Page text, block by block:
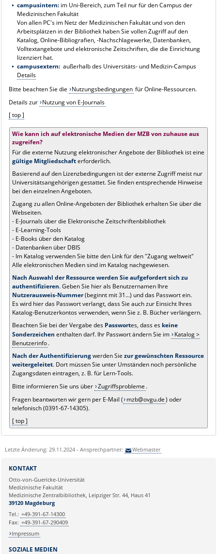
campusintern: im Uni-Bereich, zum Teil nur für den Campus der
Medizinischen Fakultät
Von allen PC's im Netz der Medizinischen Fakultät und von den
Arbeitsplätzen in der Bibliothek haben Sie vollen Zugriff auf den
Katalog, Online-Bibliografien, -Nachschlagewerke, Datenbanken,
Volltextangebote und elektronische Zeitschriften, die die Einrichtung
lizenziert hat.
campusextern: außerhalb des Universitäts- und Medizin-Campus
Details
Bitte beachten Sie die
Nutzungsbedingungen für Online-Ressourcen.
Details zur Nutzung von E-Journals
[ top ]
Wie kann ich auf elektronische Medien der MZB von zuhause aus
zugreifen?
Für die externe Nutzung elektronischer Angebote der Bibliothek ist eine
gültige Mitgliedschafterforderlich.
Basierend auf den Lizenzbedingungen ist der externe Zugriff meist nur
Universitätsangehörigen gestattet. Sie finden entsprechende Hinweise
bei den einzelnen Angeboten.
Zugang zu allen Online-Angeboten der Bibliothek erhalten Sie über die
Webseiten.
- E-Journals über die Elektronische Zeitschriftenbibliothek
- E-Learning-Tools
- E-Books über den Katalog
- Datenbanken über DBIS
- Im Katalog verwenden Sie bitte den Link für den "Zugang weltweit"
Alle elektronischen Medien sind im Katalog nachgewiesen.
Nach Auswahl der Ressource werden Sie aufgefordert sich zu
authentifizieren. Geben Sie hier als Benutzernamen Ihre
Nutzerausweis-Nummer(beginnt mit 31...) und das Passwort ein.
Es wird hier das Passwort verlangt, dass Sie auch zur Einsicht Ihres
Katalog-Benutzerkontos verwenden, wenn Sie z. B. Bücher verlängern.
Beachten Sie bei der Vergabe des Passwortes, dass es keine
Sonderzeichen enthalten darf. Ihr Passwort ändern Sie im
Katalog >
Benutzerinfo.
Nach der Authentifizierungwerden Siezur gewünschten Ressource
weitergeleitet. Dort müssen Sie unter Umständen noch persönliche
Zugangsdaten eintragen, z. B. für Lern-Tools.
Bitte informieren Sie uns über Zugriffsprobleme .
Fragen beantworten wir gern per E-Mail ( mzb@ovgu.de) oder
telefonisch (0391-67-14305).
[ top ]
Letzte Änderung: 29.11.2024 - Ansprechpartner: Webmaster
SOZIALE MEDIEN
KONTAKT
Otto-von-Guericke-Universität
Medizinische Fakultät
Medizinische Zentralbibliothek, Leipziger Str. 44, Haus 41
39120 Magdeburg
Tel.: +49-391-67-14300
Fax: +49-391-67-290409
Impressum